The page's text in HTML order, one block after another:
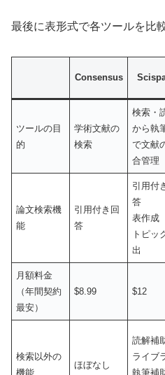
最後に表形式で各ツールを比
Consensus
ツールの目
的
学術文献の
検索
検索・
から執
で文献
合管理
論文検索機
能
引用付き回
答
引用付
答
表作成
トピッ
出
月額料金
（年間契約
最安）
$8.99 $12
検索以外の
機能
ほぼなし
読解補
ライブ
執筆補